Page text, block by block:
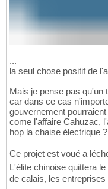
...
la seul chose positif de
Mais je pense pas qu'un
car dans ce cas
gouvernement
come l'affaire Cahuzac,
hop la chaise électrique ?
Ce projet est voué a
L'élite chinoise quittera
de calais, les entreprises